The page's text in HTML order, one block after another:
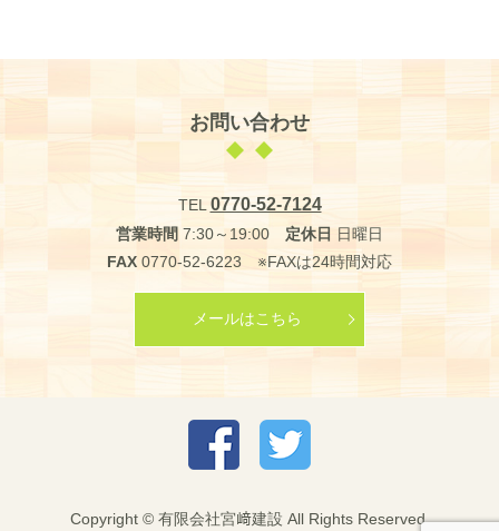
お問い合わせ
TEL0770-52-7124
営業時間 7:30～19:00 定休日 日曜日
FAX 0770-52-6223 ※FAXは24時間対応
メールはこちら
Copyright © 有限会社宮﨑建設 All Rights Reserved.